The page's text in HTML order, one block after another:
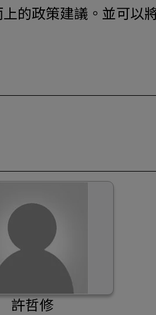
的政策建議。並可
許哲修